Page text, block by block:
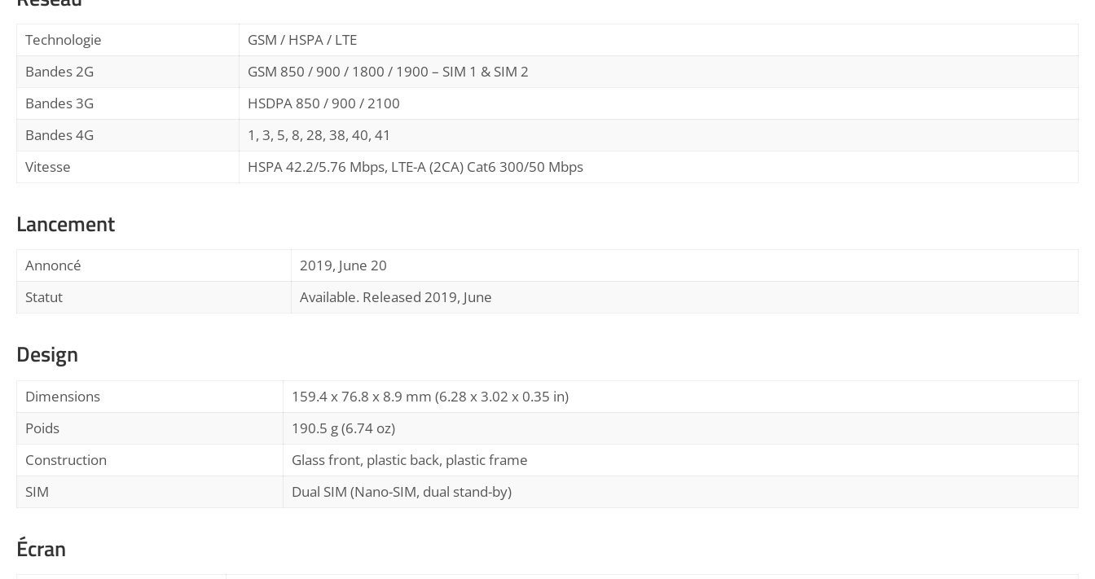
Technologie
GSM / HSPA / LTE
Bandes 2G
GSM 850 / 900 / 1800 / 1900 – SIM 1 & SIM 2
Bandes 3G
HSDPA 850 / 900 / 2100
Bandes 4G
1, 3, 5, 8, 28, 38, 40, 41
Vitesse
HSPA 42.2/5.76 Mbps, LTE-A (2CA) Cat6 300/50 Mbps
Lancement
Annoncé
2019, June 20
Statut
Available. Released 2019, June
Design
Dimensions
159.4 x 76.8 x 8.9 mm (6.28 x 3.02 x 0.35 in)
Poids
190.5 g (6.74 oz)
Construction
Glass front, plastic back, plastic frame
SIM
Dual SIM (Nano-SIM, dual stand-by)
Écran